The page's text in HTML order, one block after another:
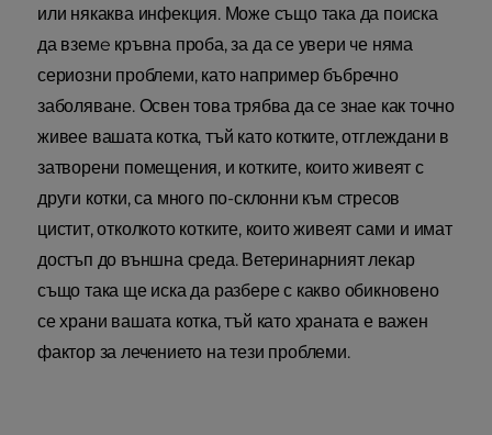
или някаква инфекция. Може също така да поиска
да вземe кръвна проба, за да се увери че няма
сериозни проблеми, като например бъбречно
заболяване. Освен това трябва да се знае как точно
живее вашата котка, тъй като котките, отглеждани в
затворени помещения, и котките, които живеят с
други котки, са много по-склонни към стресов
цистит, отколкото котките, които живеят сами и имат
достъп до външна среда. Ветеринарният лекар
също така ще иска да разбере с какво обикновено
се храни вашата котка, тъй като храната е важен
фактор за лечението на тези проблеми.